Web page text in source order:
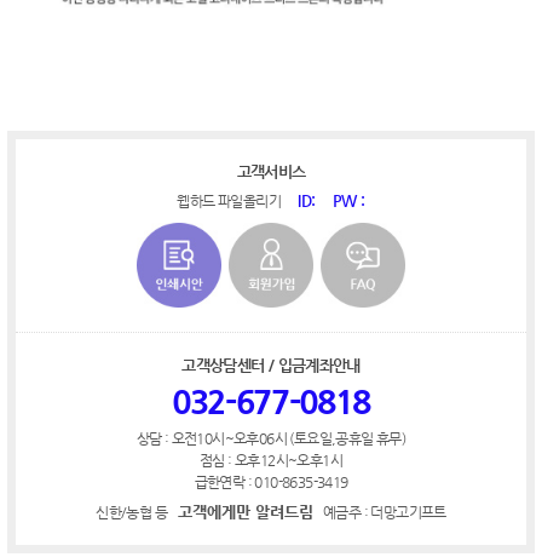
고객서비스
웹하드 파일올리기 ID: PW :
고객상담센터 / 입금계좌안내
032-677-0818
상담 : 오전10시~오후06시 (토요일,공휴일 휴무)
점심 : 오후12시~오후1시
급한연락 : 010-8635-3419
신한/농협 등 고객에게만 알려드림 예금주 : 더망고기프트